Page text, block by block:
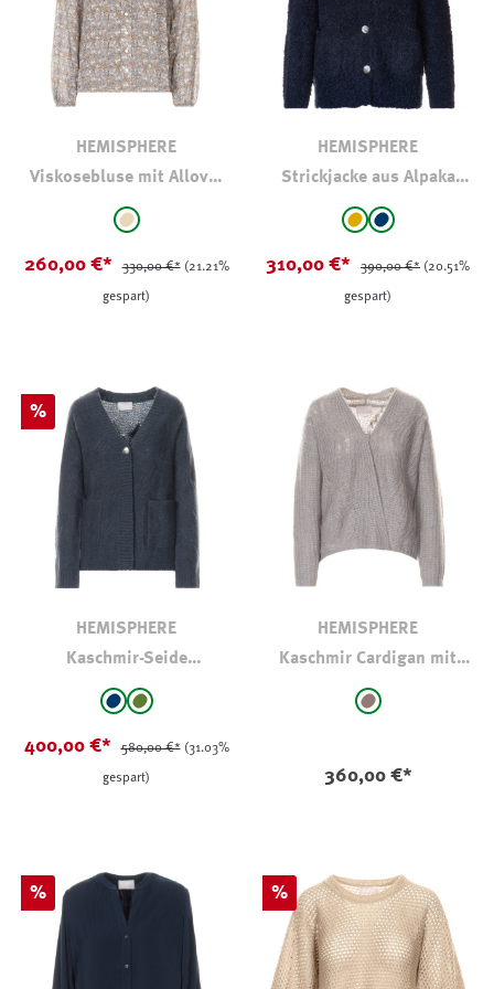
HEMISPHERE
Viskosebluse mit Allover
auswählen
beige - gemustert
260,00 €* 330,00 €* (21.21%
gespart)
HEMISPHERE
Strickjacke aus Alpaka
auswählen
hellbraun-camel
marine
(Diese Option
310,00 €* 390,00 €* (20.51%
gespart)
Rabatt
%
HEMISPHERE
Kaschmir-Seide
Glitzereffekt
auswählen
marineOliv-Khaki
400,00 €* 580,00 €* (31.03%
gespart)
HEMISPHERE
Kaschmir Cardigan mit
auswählen
taupe
360,00 €*
Rabatt
% Rabatt
%